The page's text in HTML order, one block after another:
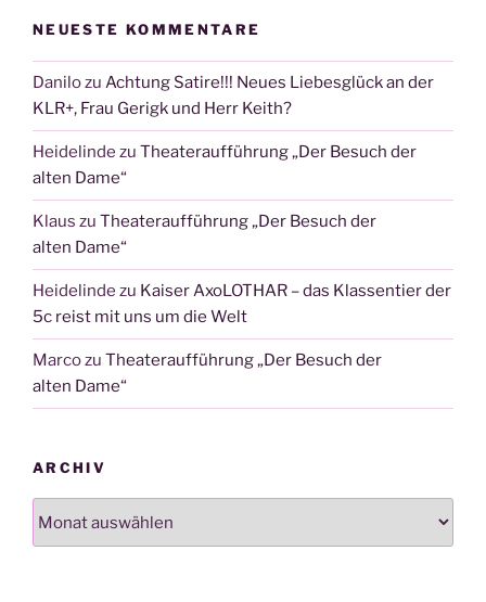
NEUESTE KOMMENTARE
Danilozu Achtung Satire!!! Neues Liebesglück an der
KLR+, Frau Gerigk und Herr Keith?
Heidelinde zu Theateraufführung „Der Besuch der
alten Dame“
Klaus zu Theateraufführung „Der Besuch der
alten Dame“
Heidelinde zu Kaiser AxoLOTHAR – das Klassentier der
5c reist mit uns um die Welt
Marcozu Theateraufführung „Der Besuch der
alten Dame“
ARCHIV